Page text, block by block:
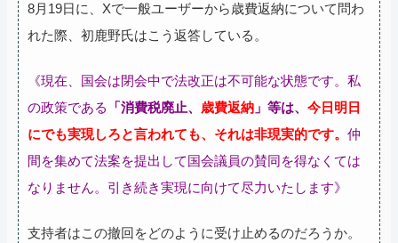
8月19日に、Xで一般ユーザーから歳費返納について問わ
れた際、初鹿野氏はこう返答している。
《現在、国会は閉会中で法改正は不可能な状態です。私
の政策である
「消費税廃止、 歳費返納 」等は、 今日明日
にでも実現しろと言われても、それは非現実的です。 仲
間を集めて法案を提出して国会議員の賛同を得なくては
なりません。引き続き実現に向けて尽力いたします》
支持者はこの撤回をどのように受け止めるのだろうか。